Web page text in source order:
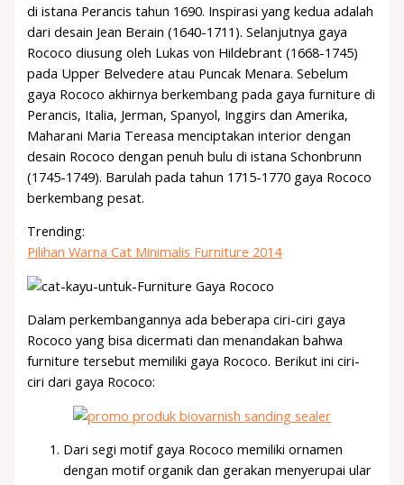
di istana Perancis tahun 1690. Inspirasi yang kedua adalah
dari desain Jean Berain (1640-1711). Selanjutnya gaya
Rococo diusung oleh Lukas von Hildebrant (1668-1745)
pada Upper Belvedere atau Puncak Menara. Sebelum
gaya Rococo akhirnya berkembang pada gaya furniture di
Perancis, Italia, Jerman, Spanyol, Inggirs dan Amerika,
Maharani Maria Tereasa menciptakan interior dengan
desain Rococo dengan penuh bulu di istana Schonbrunn
(1745-1749). Barulah pada tahun 1715-1770 gaya Rococo
berkembang pesat.
Trending:
Pilihan Warna Cat Minimalis Furniture 2014
Dalam perkembangannya ada beberapa ciri-ciri gaya
Rococo yang bisa dicermati dan menandakan bahwa
furniture tersebut memiliki gaya Rococo. Berikut ini ciri-
ciri dari gaya Rococo:
Dari segi motif gaya Rococo memiliki ornamen
dengan motif organik dan gerakan menyerupai ular